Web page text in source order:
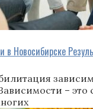
в Новосибирске
– это